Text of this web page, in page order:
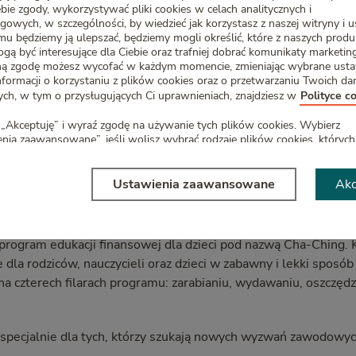
światową. Prudential wspiera również akcję społeczną
danemu słowu. Jesienią 2014r. Prudential przedstawił
polis, prezentując autentycznych potomków swoich
są prawdziwe. Firma wciąż poszukuje spadkobierców
na stronie internetowej ubezpiec zyciela. Motto
inni, bo dla kogoś może to znaczyć wszystko.” Firma znana
związanej z poszukiwaniem spadkobierców
kluczowej wartości dla towarzystwa ubezpieczeniowego.
szterlingów tytułem odszkodowań dla posiadaczy i
w Polsce. Wciąż poszukiwane są osoby, które mogą być
Lista przedwojennych klientów firmy znajduje się
pre-world-war-ll-polish-business/
edukacji finansowej dla dzieci pod nazwą Cha-Ching.
rodziców, nauczycieli oraz dzieci w zabawny i lekki
czterech filarach programu: zarabianiu, wydawaniu,
dla tych, którzy szukają nowych wyzwań
zgody, wykorzystywać pliki cookies w celach analitycznych i
w szczególności, by wiedzieć jak korzystasz z naszej witryny i
będziemy ją ulepszać, będziemy mogli określić, które z naszych
być interesujące dla Ciebie oraz trafniej dobrać komunikaty
zgodę możesz wycofać w każdym momencie, zmieniając wybrane
o korzystaniu z plików cookies oraz o przetwarzaniu Twoich
w tym o przysługujących Ci uprawnieniach, znajdziesz w Polityce
i wyraź zgodę na używanie tych plików cookies. Wybierz
zaawansowane”, jeśli wolisz wybrać rodzaje plików cookies, których
chwili możesz zmienić ustawienia – szczegółowe informacje znajdziesz
Ustawienia zaawansowane